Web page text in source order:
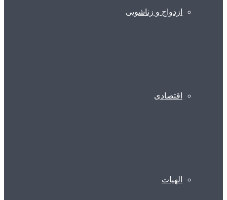
ازدواج و زناشویی
اقتصادی
الهیات